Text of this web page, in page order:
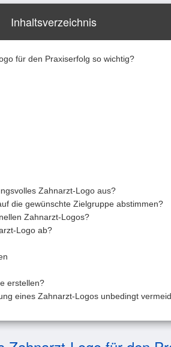
Inhaltsverzeichnis
für den Praxiserfolg so wichtig?
Zahnarzt-Logo aus?
die gewünschte Zielgruppe abstimmen?
Zahnarzt-Logos?
Logo ab?
erstellen?
eines Zahnarzt-Logos unbedingt